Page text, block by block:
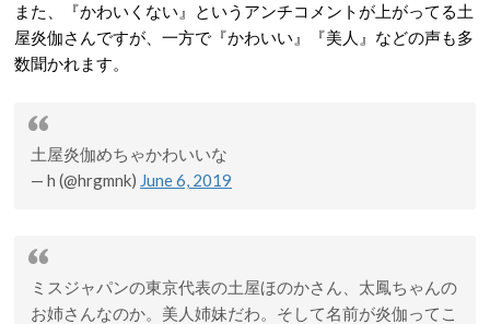
また、『かわいくない』というアンチコメントが上がってる土
屋炎伽さんですが、一方で『かわいい』『美人』などの声も多
数聞かれます。
土屋炎伽めちゃかわいいな
— h (@hrgmnk) June 6, 2019
ミスジャパンの東京代表の土屋ほのかさん、太鳳ちゃんの
お姉さんなのか。美人姉妹だわ。そして名前が炎伽ってこ